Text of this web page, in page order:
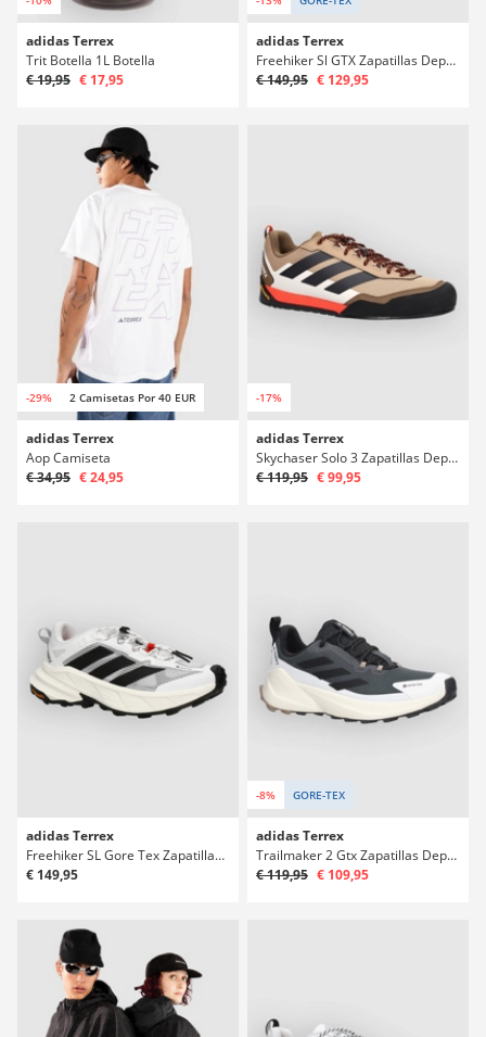
adidas Terrex
Trit Botella 1L Botella
€ 19,95 € 17,95
adidas Terrex
Freehiker Sl GTX Zapatillas Deportivas
€ 149,95 € 129,95
-29% 2 Camisetas Por 40 EUR
adidas Terrex
Aop Camiseta
€ 34,95 € 24,95
-17%
adidas Terrex
Skychaser Solo 3 Zapatillas Deportivas
€ 119,95 € 99,95
adidas Terrex
Freehiker SL Gore Tex Zapatillas Deportivas
€ 149,95
-8% GORE-TEX
adidas Terrex
Trailmaker 2 Gtx Zapatillas Deportivas
€ 119,95 € 109,95